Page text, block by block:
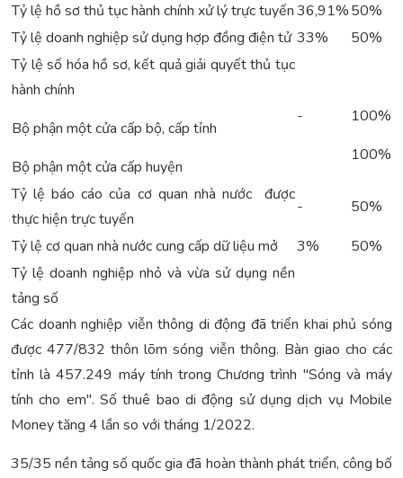
Tỷ lệ hồ sơ thủ tục hành chính xử lý trực tuyến36,91%50%
Tỷ lệ doanh nghiệp sử dụng hợp đồng điện tử 33%
50%
Tỷ lệ số hóa hồ sơ, kết quả giải quyết thủ tục
hành chính
Bộ phận một cửa cấp bộ, cấp tỉnh
Bộ phận một cửa cấp huyện
-
100%
100%
Tỷ lệ báo cáo của cơ quan nhà nước được
thực hiện trực tuyến
-
50%
Tỷ lệ cơ quan nhà nước cung cấp dữ liệu mở
3%
50%
Tỷ lệ doanh nghiệp nhỏ và vừa sử dụng nền
tảng số
Các doanh nghiệp viễn thông di động đã triển khai phủ sóng
được 477/832 thôn lõm sóng viễn thông. Bàn giao cho các
tỉnh là 457.249 máy tính trong Chương trình "Sóng và máy
tính cho em". Số thuê bao di động sử dụng dịch vụ Mobile
Money tăng 4 lần so với tháng 1/2022.
35/35 nền tảng số quốc gia đã hoàn thành phát triển, công bố